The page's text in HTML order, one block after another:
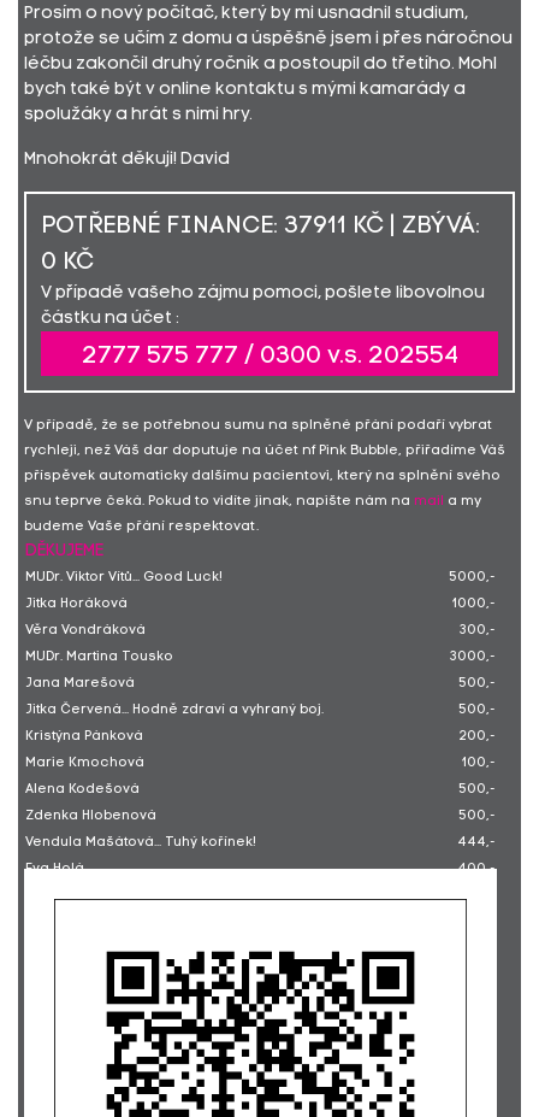
Prosím o nový počítač, který by mi usnadnil studium,
protože se učím z domu a úspěšně jsem i přes náročnou
léčbu zakončil druhý ročník a postoupil do třetího. Mohl
bych také být v online kontaktu s mými kamarády a
spolužáky a hrát s nimi hry.
Mnohokrát děkuji! David
POTŘEBNÉ FINANCE: 37911 KČ | ZBÝVÁ:
0 KČ
V případě vašeho zájmu pomoci, pošlete libovolnou
částku na účet :
2777 575 777 / 0300 v.s. 202554
V případě, že se potřebnou sumu na splněné přání podaří vybrat
rychleji, než Váš dar doputuje na účet nf Pink Bubble, přiřadíme Váš
příspěvek automaticky dalšímu pacientovi, který na splnění svého
snu teprve čeká. Pokud to vidíte jinak, napište nám na mail
a my
budeme Vaše přání respektovat.
DĚKUJEME
MUDr. Viktor Vítů... Good Luck!
5000,-
Jitka Horáková
1000,-
Věra Vondráková
300,-
MUDr. Martina Tousko
3000,-
Jana Marešová
500,-
Jitka Červená... Hodně zdraví a vyhraný boj.
500,-
Kristýna Pánková
200,-
Marie Kmochová
100,-
Alena Kodešová
500,-
Zdenka Hlobenová
500,-
Vendula Mašátová... Tuhý kořínek!
444,-
Eva Holá
400,-
Bc. Monika Papežová
Michaela Nováčková
Petra Hronová
Jana Maršíková
Tomáš Rubáček... Ať slouží.
Marie Tichá
Kamila Volfová